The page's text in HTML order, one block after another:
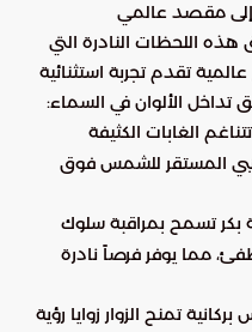
إلى مقصد عالمي
اللحظات النادرة التي
تقدم تجربة استثنائية
تداخل الألوان في السماء:
الغابات الكثيفة
المستقر للشمس فوق
بكر تسمح بمراقبة سلوك
مما يوفر فرصاً نادرة
تمنح الزوار زوايا رؤية